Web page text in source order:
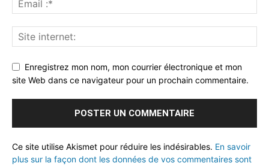
Enregistrez mon nom, mon courrier électronique et mon
site Web dans ce navigateur pour un prochain commentaire.
Ce site utilise Akismet pour réduire les indésirables. En savoir
plus sur la façon dont les données de vos commentaires sont